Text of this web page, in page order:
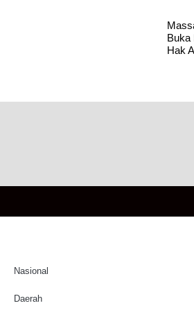
Buka
Hak
Nasional
Daerah